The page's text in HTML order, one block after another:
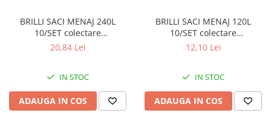
BRILLI SACI MENAJ 240L
10/SET colectare
selectiva,diverse culori
20,84 Lei
IN STOC
ADAUGA IN COS
BRILLI SACI MENAJ 120L
10/SET colectare
selectiva,diverse culori
12,10 Lei
IN STOC
ADAUGA IN COS